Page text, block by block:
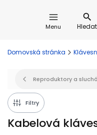
Menu Hledat
Domovská stránka
Reproduktory a
Filtry
Kabelová